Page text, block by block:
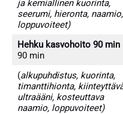
ja kemiallinen kuorinta,
seerumi, hieronta, naamio,
loppuvoiteet)
Hehku kasvohoito 90 min
90 min
(alkupuhdistus, kuorinta,
timanttihionta,
ultraääni, kosteuttava
naamio, loppuvoiteet)